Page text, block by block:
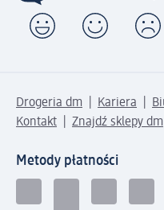
Drogeria dm Kariera
Kontakt
Znajdź sklepy dm
Metody płatności